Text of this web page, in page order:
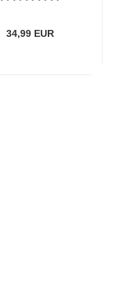
34,99 EUR